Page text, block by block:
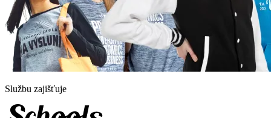
Službu zajišťuje